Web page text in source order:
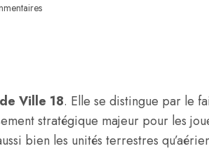
Ville 18. Elle se distingue par le
stratégique majeur pour les
bien les unités terrestres